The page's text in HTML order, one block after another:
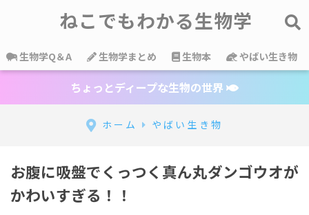
ねこでもわかる生物学
生物学Q＆A 生物学まとめ 生物本 やばい生き物
ちょっとディープな生物の世界
ホーム やばい生き物
お腹に吸盤でくっつく真ん丸ダンゴウオが
かわいすぎる！！